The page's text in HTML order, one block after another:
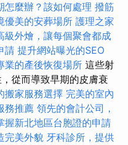
怎麼辦？該如何處理 撥筋
優美的安葬場所 護理之家
級外燴，讓每個聚會都成
請 提升網站曝光的SEO
業的產後恢復場所 這些射
從而導致早期的皮膚衰
搬家服務選擇 完美的室內
務推薦 領先的會計公司，
握新北地區台胞證的申請
完美外貌 牙科診所，提供